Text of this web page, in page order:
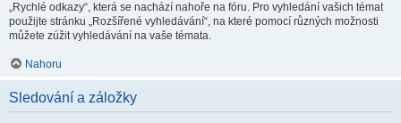
„Rychlé odkazy“, která se nachází nahoře na fóru. Pro vyhledání vašich témat
použijte stránku „Rozšířené vyhledávání“, na které pomocí různých možnosti
můžete zúžit vyhledávání na vaše témata.
Nahoru
Sledování a záložky